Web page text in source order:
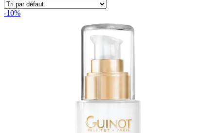
-10%